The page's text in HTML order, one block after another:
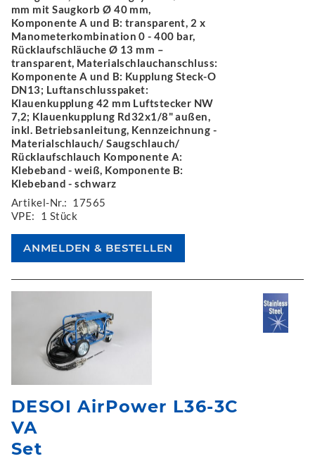
mm mit Saugkorb Ø 40 mm,
Komponente A und B: transparent, 2 x
Manometerkombination 0 - 400 bar,
Rücklaufschläuche Ø 13 mm –
transparent, Materialschlauchanschluss:
Komponente A und B: Kupplung Steck-O
DN13; Luftanschlusspaket:
Klauenkupplung 42 mm Luftstecker NW
7,2; Klauenkupplung Rd32x1/8" außen,
inkl. Betriebsanleitung, Kennzeichnung -
Materialschlauch/ Saugschlauch/
Rücklaufschlauch Komponente A:
Klebeband - weiß, Komponente B:
Klebeband - schwarz
Artikel-Nr.: 17565
VPE:
1 Stück
DESOI AirPower L36-3C
VA
Set